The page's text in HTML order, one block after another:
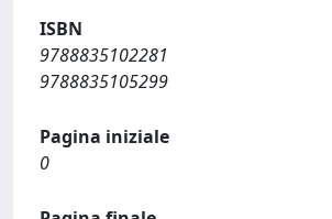
ISBN
9788835102281
9788835105299
Pagina iniziale
0